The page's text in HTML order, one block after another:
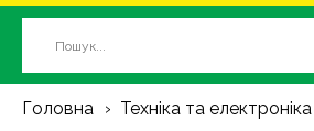
Головна Техніка та електроніка